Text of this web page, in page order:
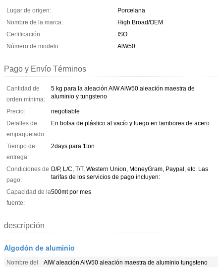
Lugar de origen:
Porcelana
Nombre de la marca:
High Broad/OEM
Certificación:
ISO
Número de modelo:
AlW50
Pago y Envío Términos
Cantidad de
orden mínima:
5 kg para la aleación AlW AlW50 aleación maestra de
aluminio y tungsteno
Precio:
negotiable
Detalles de
empaquetado:
En bolsa de plástico al vacío y luego en tambores de acero
Tiempo de
entrega:
2days para 1ton
Condiciones de
pago:
D/P, L/C, T/T, Western Union, MoneyGram, Paypal, etc. Las
tarifas de los servicios de pago incluyen:
Capacidad de la
fuente:
500mt por mes
descripción
Algodón de aluminio
Nombre del
AlW aleación AlW50 aleación maestra de aluminio tungsteno